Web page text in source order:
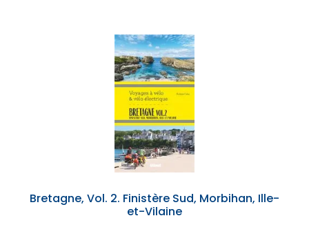
Bretagne, Vol. 2. Finistère Sud, Morbihan, Ille-
et-Vilaine